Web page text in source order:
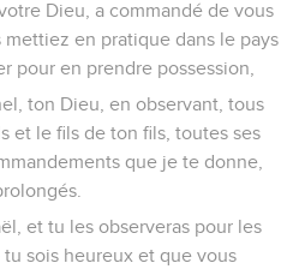
Dieu, a commandé de vous
en pratique dans le pays
pour en prendre possession,
ton Dieu, en observant, tous
et le fils de ton fils, toutes ses
que je te donne,
et tu les observeras pour les
sois heureux et que vous